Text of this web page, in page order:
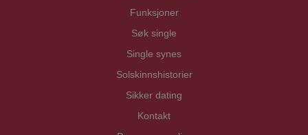
Funksjoner
Søk single
Single synes
Solskinnshistorier
Sikker dating
Kontakt